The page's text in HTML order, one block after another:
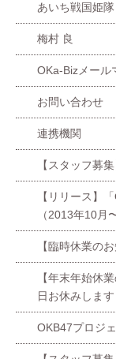
あいち戦国姫隊
梅村 良
OKa-Bizメール
お問い合わせ
連携機関
【スタッフ募
【リリース】
（2013年10月
【臨時休業の
【年末年始休
日お休みします
OKB47プロジ